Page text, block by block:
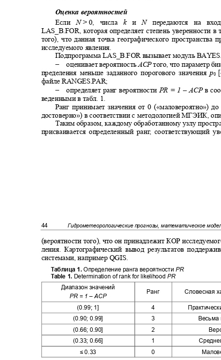
Оценка вероятностей
ЕслиN>0, числа k иN передаются на
LAS_B.FOR , которая определяет степень уверенности
того), что данная точка географического
исследуемого явления.
ПодпрограммаLAS_B.FORвызывает модуль
− оценивает вероятностьACPтого, что параметр
пределения меньше заданного порогового значенияp0
файлеRANGES.PAR;
− определяет ранг вероятности PR = 1‒ ACPв
веденными в табл. 1.
Ранг принимает значения от 0(«маловероятно»)
достоверно») в соответствии с методологией МГЭИК,
Таким образом,каждому обработанному узлу
присваивается определенный ранг,соответствующий
44 Гидрометеорологические прогнозы, математическое
(вероятности того), что он принадлежит КОР
ления. Картографический вывод результатов
системами, например QGIS.
Таблица 1.Определение ранга вероятности PR
Table 1. Determination of rank for likelihood PR
Диапазон значений
Ранг Словесная
PR = 1 ‒ACP
(0.99; 1]
4
3
2
1
0
Весьма
(0.90; 0.99]
(0.66; 0.90]
(0.33; 0.66]
≤ 0.33